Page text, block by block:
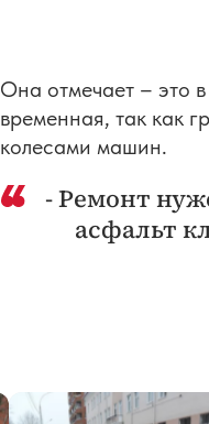
Она отмечает – это
временная, так как
колесами машин.
- Ремонт
асфальт